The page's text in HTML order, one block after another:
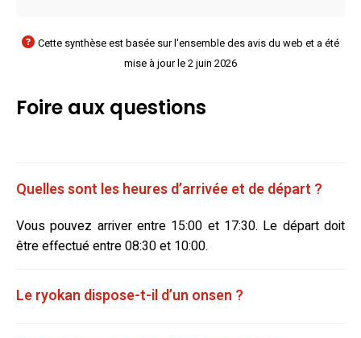
Cette synthèse est basée sur l'ensemble des avis du web et a été
mise à jour le 2 juin 2026
Foire aux questions
Quelles sont les heures d’arrivée et de départ ?
Vous pouvez arriver entre 15:00 et 17:30. Le départ doit
être effectué entre 08:30 et 10:00.
Le ryokan dispose-t-il d’un onsen ?